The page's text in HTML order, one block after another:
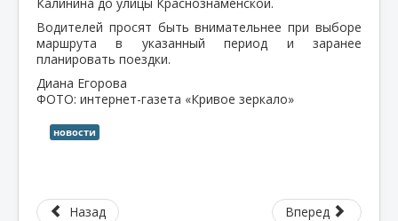
Водителей просят быть внимательнее при выборе
маршрута в указанный период и заранее
планировать поездки.
Диана Егорова
ФОТО: интернет-газета «Кривое зеркало»
новости
Назад Вперед